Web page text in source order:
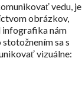
vedu, je
obrázkov,
infografika nám
sa s
vizuálne: